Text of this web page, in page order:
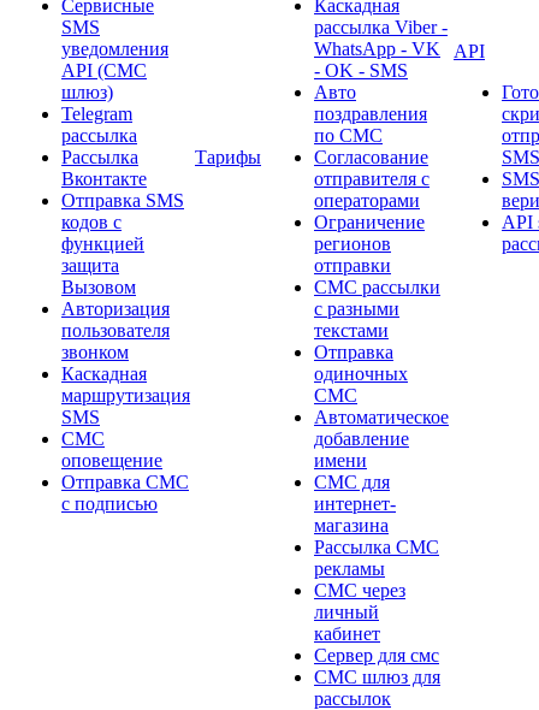
Сервисные
SMS
уведомления
API (СМС
шлюз)
Telegram
рассылка
Рассылка
Вконтакте
Отправка SMS
кодов с
функцией
защита
Вызовом
Авторизация
пользователя
звонком
Каскадная
маршрутизация
SMS
СМС
оповещение
Отправка СМС
с подписью
Тарифы
Каскадная
рассылка Viber -
WhatsApp - VK
- OK - SMS
Авто
поздравления
по СМС
Согласование
отправителя с
операторами
Ограничение
регионов
отправки
СМС рассылки
с разными
текстами
Отправка
одиночных
СМС
Автоматическое
добавление
имени
СМС для
интернет-
магазина
Рассылка СМС
рекламы
СМС через
личный
кабинет
Сервер для смс
СМС шлюз для
рассылок
API
SMS
API